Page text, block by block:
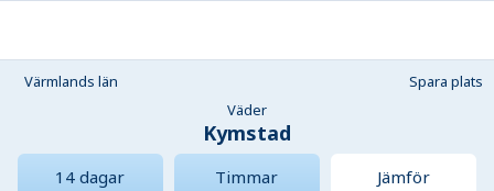
Värmlands län
Spara plats
Väder
Kymstad
14 dagar Timmar Jämför